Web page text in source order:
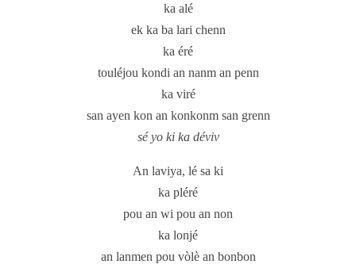
ka alé
ek ka ba lari chenn
ka éré
touléjou kondi an nanm an penn
ka viré
san ayen kon an konkonm san grenn
sé yo ki ka déviv
An laviya, lé sa ki
ka pléré
pou an wi pou an non
ka lonjé
an lanmen pou vòlè an bonbon